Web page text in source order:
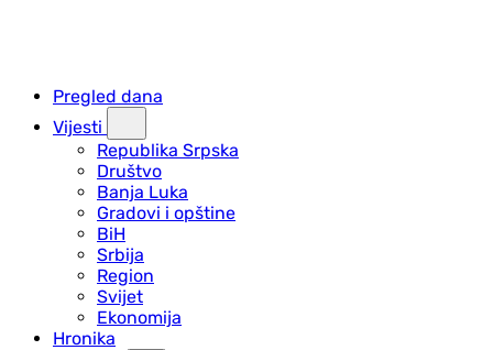
Pregled dana
Vijesti
Republika Srpska
Društvo
Banja Luka
Gradovi i opštine
BiH
Srbija
Region
Svijet
Ekonomija
Hronika